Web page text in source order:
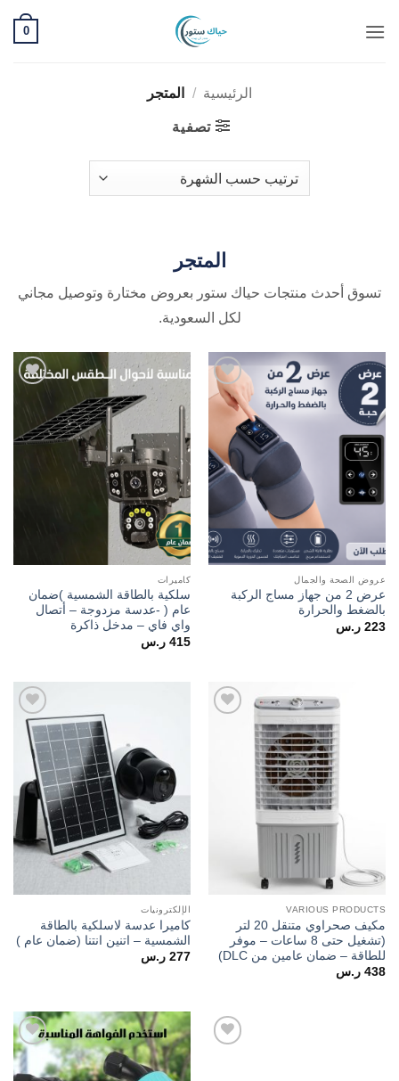
للمحتوى
0
الرئيسية / المتجر
تصفية
المتجر
تسوق أحدث منتجات حياك ستور بعروض مختارة وتوصيل مجاني
لكل السعودية.
Add to
wishlist
عروض الصحة والجمال
عرض 2 من جهاز مساج الركبة
بالضغط والحرارة
223 ر.س
wishlist
كاميرات
سلكية بالطاقة الشمسية )ضمان
عام ( -عدسة مزدوجة – أتصال
واي فاي – مدخل ذاكرة
415 ر.س
VARIOUS PRODUCTS
مكيف صحراوي متنقل 20 لتر
(تشغيل حتى 8 ساعات – موفر
للطاقة – ضمان عامين من DLC)
438 ر.س
Add to
wishlist
الإلكترونيات
كاميرا عدسة لاسلكية بالطاقة
الشمسية – اتنين انتنا (ضمان عام )
277 ر.س
Add to
wishlist